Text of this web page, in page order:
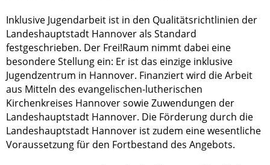
Inklusive Jugendarbeit ist in den Qualitätsrichtlinien der
Landeshauptstadt Hannover als Standard
festgeschrieben. Der Frei!Raum nimmt dabei eine
besondere Stellung ein: Er ist das einzige inklusive
Jugendzentrum in Hannover. Finanziert wird die Arbeit
aus Mitteln des evangelischen-lutherischen
Kirchenkreises Hannover sowie Zuwendungen der
Landeshauptstadt Hannover. Die Förderung durch die
Landeshauptstadt Hannover ist zudem eine wesentliche
Voraussetzung für den Fortbestand des Angebots.